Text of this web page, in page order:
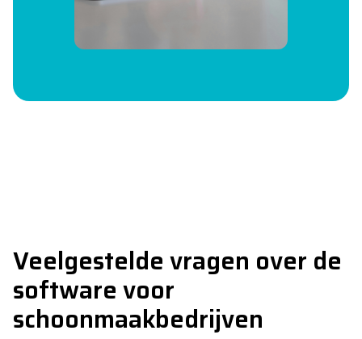
Veelgestelde vragen over de
software voor
schoonmaakbedrijven